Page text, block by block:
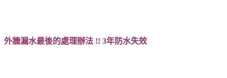
外牆漏水最後的處理辦法 !! 3年防水失效